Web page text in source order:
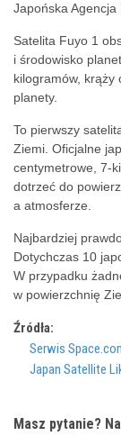
Japońska Agencja
Satelita Fuyo 1
i środowisko
kilogramów, krąży
planety.
To pierwszy
Ziemi. Oficjalne
centymetrowe, 7-
dotrzeć do
a atmosferze.
Najbardziej
Dotychczas 10
W przypadku
w powierzchnię
Źródła:
Serwis
Japan Satellite
Masz pytanie?